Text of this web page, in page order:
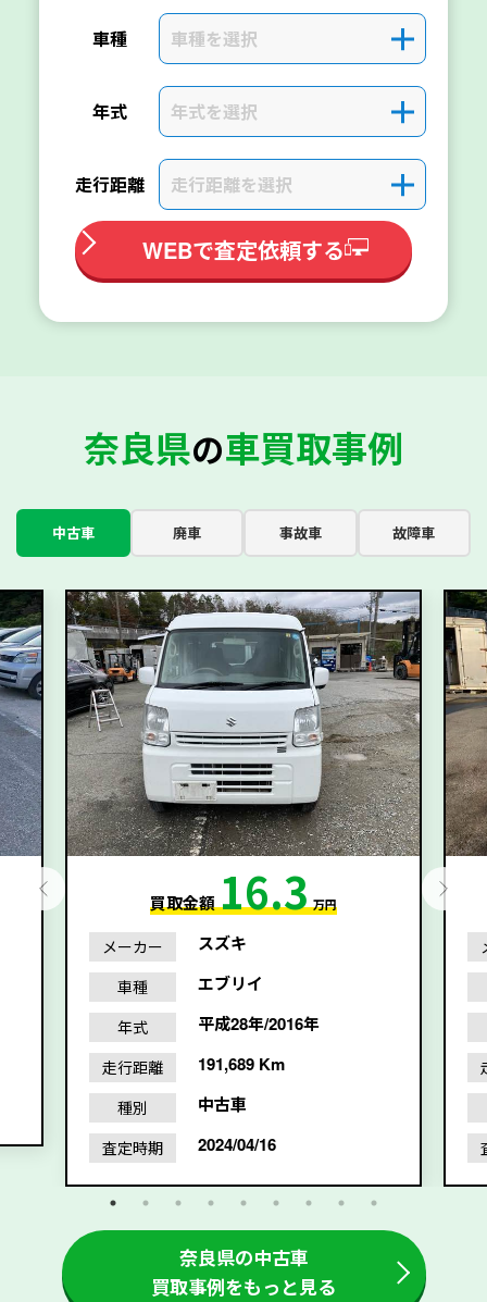
車種 車種を選択 ＋
年式 年式を選択 ＋
走行距離 走行距離を選択 ＋
WEBで査定依頼する
奈良県の車買取事例
中古車 廃車 事故車 故障車
買取金額16.3 万円
メーカー スズキ
車種 エブリイ
年式 平成28年/2016年
走行距離 191,689 Km
種別 中古車
査定時期 2024/04/16
奈良県の中古車
買取事例をもっと見る